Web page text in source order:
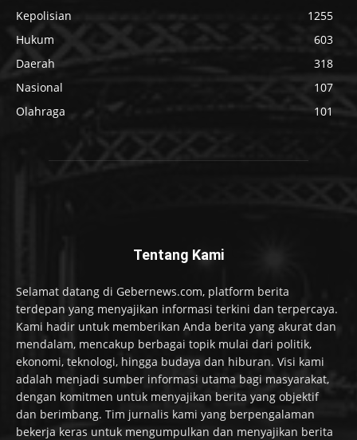
Kepolisian
1255
Hukum
603
Daerah
318
Nasional
107
Olahraga
101
Tentang Kami
Selamat datang di Gebernews.com, platform berita
terdepan yang menyajikan informasi terkini dan terpercaya.
Kami hadir untuk memberikan Anda berita yang akurat dan
mendalam, mencakup berbagai topik mulai dari politik,
ekonomi, teknologi, hingga budaya dan hiburan. Visi kami
adalah menjadi sumber informasi utama bagi masyarakat,
dengan komitmen untuk menyajikan berita yang objektif
dan berimbang. Tim jurnalis kami yang berpengalaman
bekerja keras untuk mengumpulkan dan menyajikan berita